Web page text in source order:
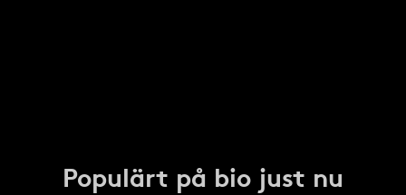
Populärt på bio just nu